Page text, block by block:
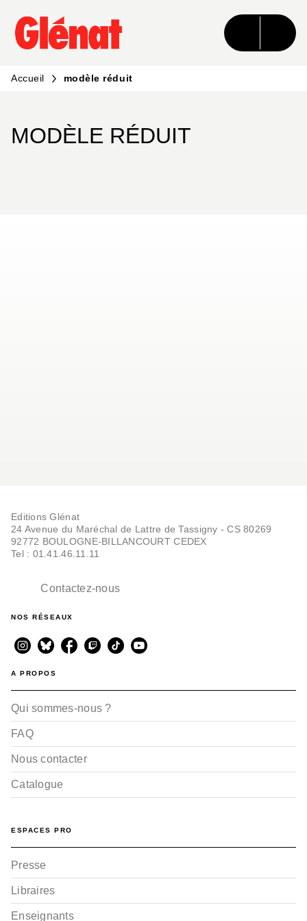
MENU RECHERCHE CONTENU
PIED DE PAGE
Accueil modèle réduit
MODÈLE RÉDUIT
Editions Glénat
24 Avenue du Maréchal de Lattre de Tassigny - CS 80269
92772 BOULOGNE-BILLANCOURT CEDEX
Tel : 01.41.46.11.11
Contactez-nous
NOS RÉSEAUX
A PROPOS
Qui sommes-nous ?
FAQ
Nous contacter
Catalogue
ESPACES PRO
Presse
Libraires
Enseignants